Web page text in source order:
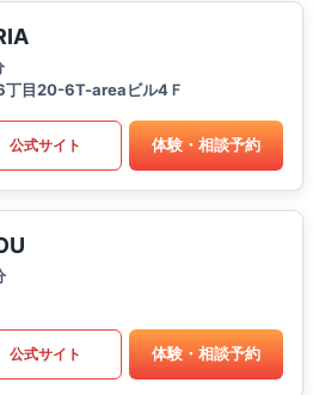
丁目20-6T-areaビル4Ｆ
公式サイト 体験・相談予約
公式サイト 体験・相談予約